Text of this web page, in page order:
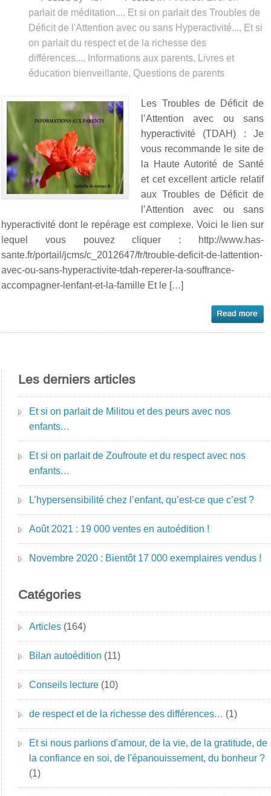
parlait de méditation..., Et si on parlait des Troubles de
Déficit de l'Attention avec ou sans Hyperactivité..., Et si
on parlait du respect et de la richesse des
différences..., Informations aux parents,
Livres et
éducation bienveillante, Questions de parents
Les Troubles de Déficit de
l’Attention avec ou sans
hyperactivité (TDAH) : Je
vous recommande le site de
la Haute Autorité de Santé
et cet excellent article relatif
aux Troubles de Déficit de
l’Attention avec ou sans
hyperactivité dont le repérage est complexe. Voici le lien sur
lequel vous pouvez cliquer : http://www.has-
sante.fr/portail/jcms/c_2012647/fr/trouble-deficit-de-lattention-
avec-ou-sans-hyperactivite-tdah-reperer-la-souffrance-
accompagner-lenfant-et-la-famille Et le […]
Les derniers articles
Et si on parlait de Militou et des peurs avec nos
enfants…
Et si on parlait de Zoufroute et du respect avec nos
enfants…
L’hypersensibilité chez l’enfant, qu’est-ce que c’est ?
Août 2021 : 19 000 ventes en autoédition !
Novembre 2020 : Bientôt 17 000 exemplaires vendus !
Catégories
Articles (164)
Bilan autoédition (11)
Conseils lecture (10)
de respect et de la richesse des différences… (1)
Et si nous parlions d'amour, de la vie, de la gratitude, de
la confiance en soi, de l'épanouissement, du bonheur ?
(1)